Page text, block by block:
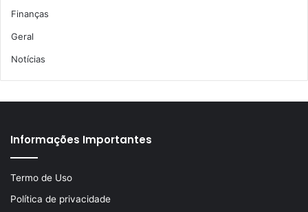
Finanças
Geral
Notícias
Informações Importantes
Termo de Uso
Política de privacidade